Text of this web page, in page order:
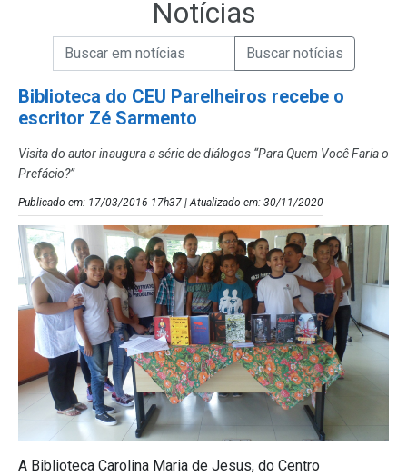
Notícias
Campo de Busca de Notícias
Campo de Busca de informaçõesEnviar a Busca de Notícias
Biblioteca do CEU Parelheiros recebe o
escritor Zé Sarmento
Visita do autor inaugura a série de diálogos “Para Quem Você Faria o
Prefácio?”
Publicado em: 17/03/2016 17h37 | Atualizado em: 30/11/2020
A Biblioteca Carolina Maria de Jesus, do Centro